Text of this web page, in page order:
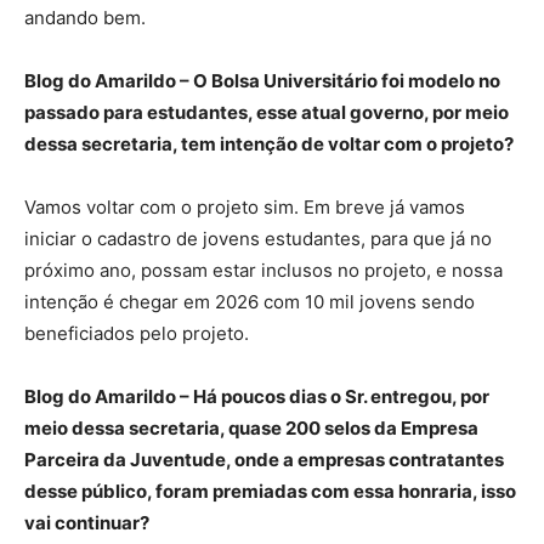
andando bem.
Blog do Amarildo – O Bolsa Universitário foi modelo no
passado para estudantes, esse atual governo, por meio
dessa secretaria, tem intenção de voltar com o projeto?
Vamos voltar com o projeto sim. Em breve já vamos
iniciar o cadastro de jovens estudantes, para que já no
próximo ano, possam estar inclusos no projeto, e nossa
intenção é chegar em 2026 com 10 mil jovens sendo
beneficiados pelo projeto.
Blog do Amarildo – Há poucos dias o Sr. entregou, por
meio dessa secretaria, quase 200 selos da Empresa
Parceira da Juventude, onde a empresas contratantes
desse público, foram premiadas com essa honraria, isso
vai continuar?